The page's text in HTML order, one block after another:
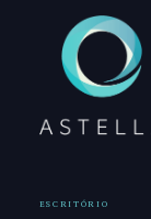
ESCRITÓRIO